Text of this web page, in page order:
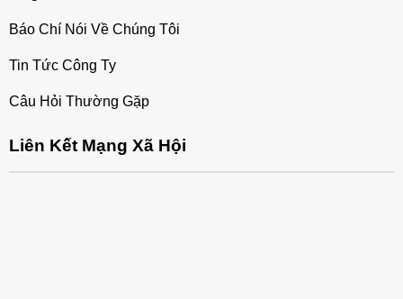
Báo Chí Nói Về Chúng Tôi
Tin Tức Công Ty
Câu Hỏi Thường Gặp
Liên Kết Mạng Xã Hội